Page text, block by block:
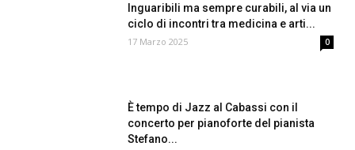
Inguaribili ma sempre curabili, al via un
ciclo di incontri tra medicina e arti...
17 Marzo 2025 0
È tempo di Jazz al Cabassi con il
concerto per pianoforte del pianista
Stefano...